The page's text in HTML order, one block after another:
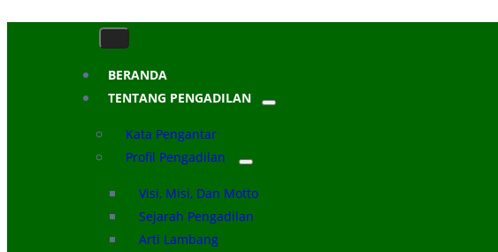
BERANDA
TENTANG PENGADILAN
Kata Pengantar
Profil Pengadilan
Visi, Misi, Dan Motto
Sejarah Pengadilan
Arti Lambang